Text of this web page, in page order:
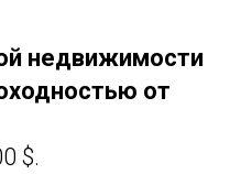
недвижимости
от
$.